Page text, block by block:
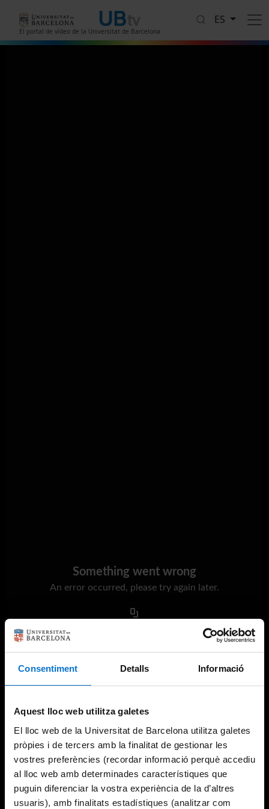
Consentiment Detalls Informació
Aquest lloc web utilitza galetes
El lloc web de la Universitat de Barcelona utilitza galetes
pròpies i de tercers amb la finalitat de gestionar les
vostres preferències (recordar informació perquè accediu
al lloc web amb determinades característiques que
puguin diferenciar la vostra experiència de la d’altres
usuaris), amb finalitats estadístiques (analitzar com
El portal de vídeo de la Universitat de Barcelona
ES
Something went wrong
An error occurred, please try again later.